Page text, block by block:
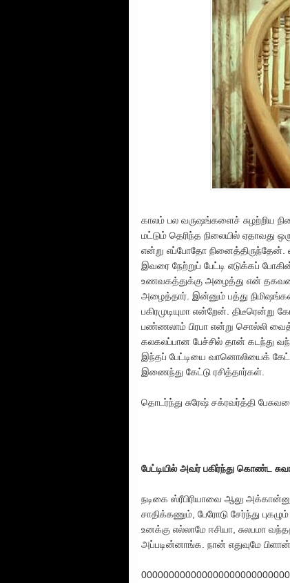
காலம் பல வருஷங்களைச் சுழற்றிய
மட்டும் தெரிந்த நிலையில் ஏதாவது
என்று எப்போதோ நினைத்திருந்தேன்.
இவரை நேற்றுப் பேட்டி எடுக்கப்
உணவகத்துக்கு அழைத்து என்
அழைத்தார். இன்னும் பத்து
பகிரமுடியுமா என்றேன்.
பண்ணலாம் பிரபா என்று சொல்லி
கலகலப்பான பேச்சில் தான் கடந்து
இந்தப் பேட்டியை வானொலியைக்
இணைந்து கேட்டு ரசித்தார்கள்.
தொடர்ந்து சுரேஷ் சக்ரவர்த்தி
பேட்டியில் அவர் பகிர்ந்து கொண்ட
நடிகை ஸ்ரீபிரியாவை ஆலு
சாதிக்கணும், பேரோடு சேர்ந்து
உனக்கு எல்லாமே ஈசியா, சுலபமா
அப்படின்னாங்க. நான் எதுவுமே